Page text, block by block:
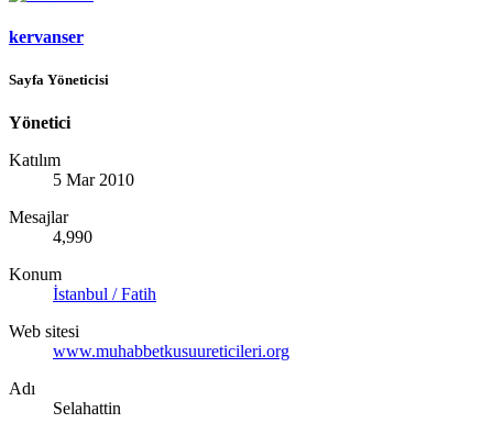
kervanser
Sayfa Yöneticisi
Yönetici
Katılım
5 Mar 2010
Mesajlar
4,990
Konum
İstanbul / Fatih
Web sitesi
www.muhabbetkusuureticileri.org
Adı
Selahattin